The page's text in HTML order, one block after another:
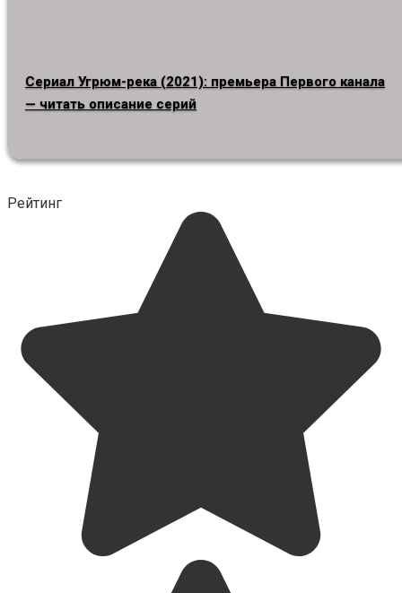
Сериал Угрюм-река (2021): премьера Первого канала
— читать описание серий
Рейтинг